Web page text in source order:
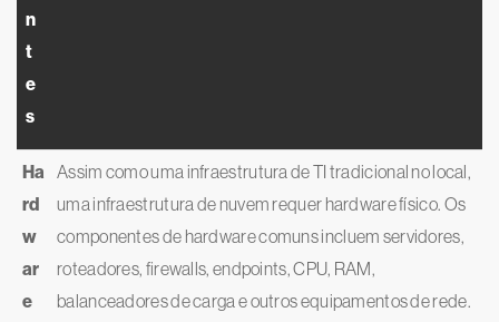
n
t
e
s
Ha
rd
w
ar
e
Assim como uma infraestrutura de TI tradicional no local,
uma infraestrutura de nuvem requer hardware físico. Os
componentes de hardware comuns incluem servidores,
roteadores, firewalls, endpoints, CPU, RAM,
balanceadores de carga e outros equipamentos de rede.